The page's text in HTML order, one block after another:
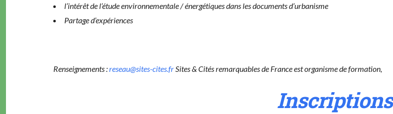
l’intérêt de l’étude environnementale / énergétiques dans les documents d’urbanisme
Partage d’expériences
Ren­seigne­ments :reseau@sites-cites.frSites & Cités remar­quables de France est organ­isme de formation,
Inscriptions